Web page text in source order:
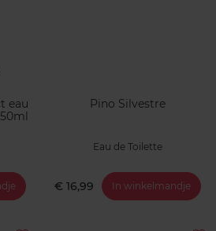
eau
Pino Silvestre
Eau de Toilette
€ 16,99 In winkelmandje